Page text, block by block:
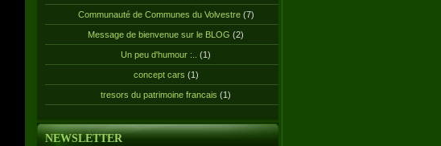
Communauté de Communes du Volvestre(7)
Message de bienvenue sur le BLOG (2)
Un peu d'humour :.. (1)
concept cars (1)
tresors du patrimoine francais (1)
NEWSLETTER